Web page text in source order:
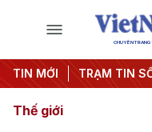
CHUYÊN TRANG
TIN MỚI TRẠM TIN
Trung ương 3
Thế giới